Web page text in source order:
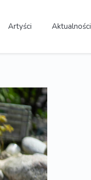
Artyści Aktualności